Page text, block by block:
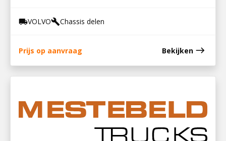
local_shippingVOLVObuildChassis delen
Prijs op aanvraag Bekijken east